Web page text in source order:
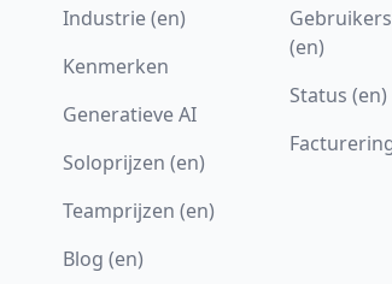
Industrie (en)
Kenmerken
Generatieve AI
Soloprijzen (en)
Teamprijzen (en)
Blog (en)
(en)
Status (en)